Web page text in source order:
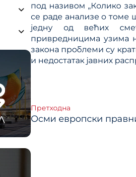
под називом „Колико
се раде анализе о томе
једну од већих
привредницима узима
закона проблеми су
и недостатак јавних
Кретање
чланка
Претходна
Осми европски